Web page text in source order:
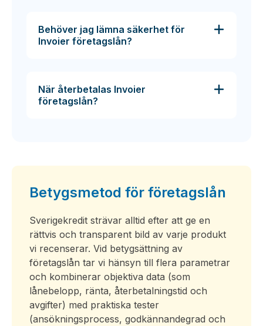
Behöver jag lämna säkerhet för
Invoier företagslån?
När återbetalas Invoier
företagslån?
Betygsmetod för företagslån
Sverigekredit strävar alltid efter att ge en
rättvis och transparent bild av varje produkt
vi recenserar. Vid betygsättning av
företagslån tar vi hänsyn till flera parametrar
och kombinerar objektiva data (som
lånebelopp, ränta, återbetalningstid och
avgifter) med praktiska tester
(ansökningsprocess, godkännandegrad och